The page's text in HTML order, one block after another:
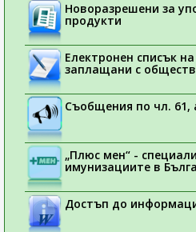
Новоразрешени за
продукти
Електронен списък
заплащани с
Съобщения по чл. 61,
„Плюс мен“ -
имунизациите в
Достъп до